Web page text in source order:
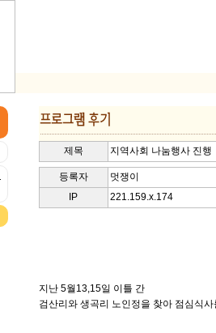
제목 지역사회 나눔행사 진행
등록자
멋쟁이
IP
221.159.x.174
지난 5월13,15일 이틀 간
검산리와 생곡리 노인정을 찾아 점심식